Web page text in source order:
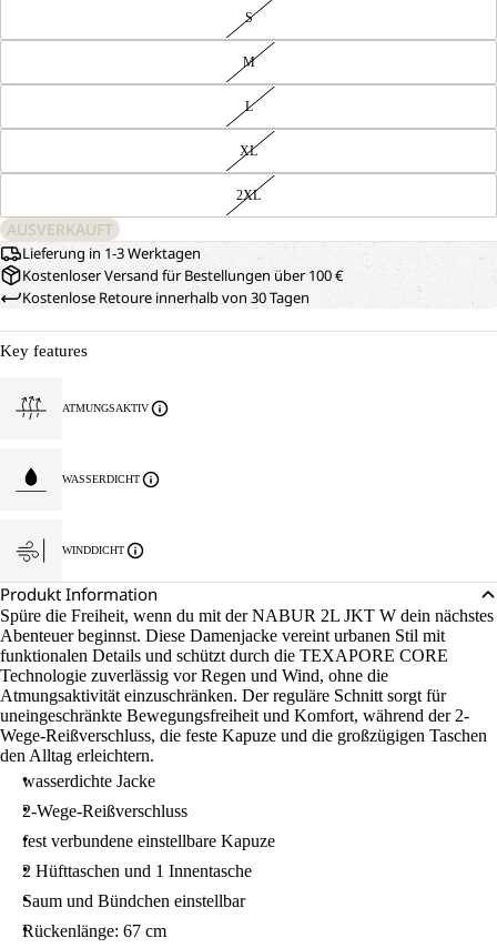
S
M
L
XL
2XL
AUSVERKAUFT
Lieferung in 1-3 Werktagen
Kostenloser Versand für Bestellungen über 100 €
Kostenlose Retoure innerhalb von 30 Tagen
Key features
ATMUNGSAKTIV
WASSERDICHT
WINDDICHT
Produkt Information
Spüre die Freiheit, wenn du mit der NABUR 2L JKT W dein nächstes
Abenteuer beginnst. Diese Damenjacke vereint urbanen Stil mit
funktionalen Details und schützt durch die TEXAPORE CORE
Technologie zuverlässig vor Regen und Wind, ohne die
Atmungsaktivität einzuschränken. Der reguläre Schnitt sorgt für
uneingeschränkte Bewegungsfreiheit und Komfort, während der 2-
Wege-Reißverschluss, die feste Kapuze und die großzügigen Taschen
den Alltag erleichtern.
wasserdichte Jacke
2-Wege-Reißverschluss
fest verbundene einstellbare Kapuze
2 Hüfttaschen und 1 Innentasche
Saum und Bündchen einstellbar
Rückenlänge: 67 cm